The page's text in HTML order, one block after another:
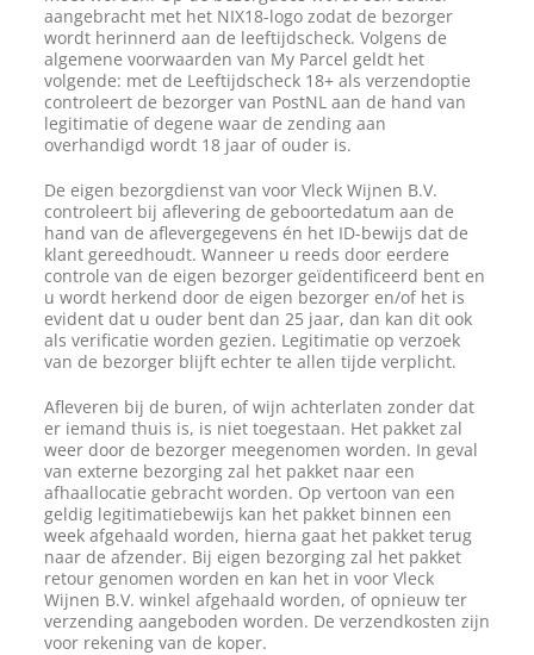
aangebracht met het NIX18-logo zodat de bezorger
wordt herinnerd aan de leeftijdscheck. Volgens de
algemene voorwaarden van My Parcel geldt het
volgende: met de Leeftijdscheck 18+ als verzendoptie
controleert de bezorger van PostNL aan de hand van
legitimatie of degene waar de zending aan
overhandigd wordt 18 jaar of ouder is.
De eigen bezorgdienst van voor Vleck Wijnen B.V.
controleert bij aflevering de geboortedatum aan de
hand van de aflevergegevens én het ID-bewijs dat de
klant gereedhoudt. Wanneer u reeds door eerdere
controle van de eigen bezorger geïdentificeerd bent en
u wordt herkend door de eigen bezorger en/of het is
evident dat u ouder bent dan 25 jaar, dan kan dit ook
als verificatie worden gezien. Legitimatie op verzoek
van de bezorger blijft echter te allen tijde verplicht.
Afleveren bij de buren, of wijn achterlaten zonder dat
er iemand thuis is, is niet toegestaan. Het pakket zal
weer door de bezorger meegenomen worden. In geval
van externe bezorging zal het pakket naar een
afhaallocatie gebracht worden. Op vertoon van een
geldig legitimatiebewijs kan het pakket binnen een
week afgehaald worden, hierna gaat het pakket terug
naar de afzender. Bij eigen bezorging zal het pakket
retour genomen worden en kan het in voor Vleck
Wijnen B.V. winkel afgehaald worden, of opnieuw ter
verzending aangeboden worden. De verzendkosten zijn
voor rekening van de koper.